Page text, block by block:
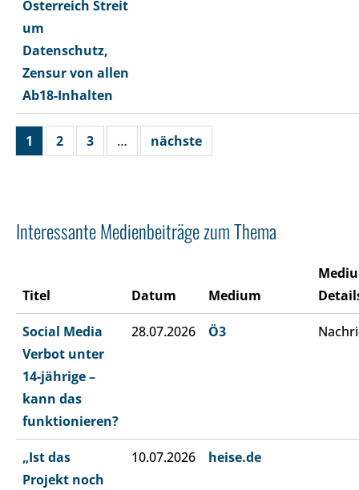
Österreich Streit
um
Datenschutz,
Zensur von allen
Ab18-Inhalten
1 2 3 … nächste
Interessante Medienbeiträge zum Thema
Titel Datum Medium
Social Media
Verbot unter
14-jährige –
kann das
funktionieren?
28.07.2026 Ö3
„Ist das
Projekt noch
10.07.2026 heise.de